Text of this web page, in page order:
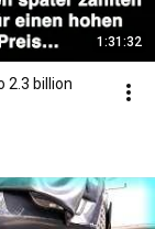
1:31:32
2.3 billion